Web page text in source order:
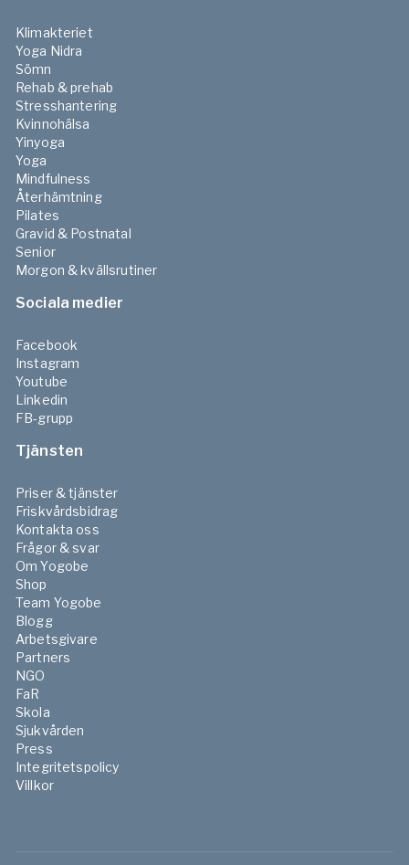
Klimakteriet
Yoga Nidra
Sömn
Rehab & prehab
Stresshantering
Kvinnohälsa
Yinyoga
Yoga
Mindfulness
Återhämtning
Pilates
Gravid & Postnatal
Senior
Morgon & kvällsrutiner
Sociala medier
Facebook
Instagram
Youtube
Linkedin
FB-grupp
Tjänsten
Priser & tjänster
Friskvårdsbidrag
Kontakta oss
Frågor & svar
Om Yogobe
Shop
Team Yogobe
Blogg
Arbetsgivare
Partners
NGO
FaR
Skola
Sjukvården
Press
Integritetspolicy
Villkor